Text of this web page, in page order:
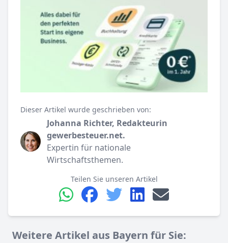
Dieser Artikel wurde geschrieben von:
Johanna Richter, Redakteurin
gewerbesteuer.net.
Expertin für nationale
Wirtschaftsthemen.
Teilen Sie unseren Artikel
Weitere Artikel aus Bayern für Sie: